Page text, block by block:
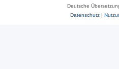
Deutsche
Datenschutz|